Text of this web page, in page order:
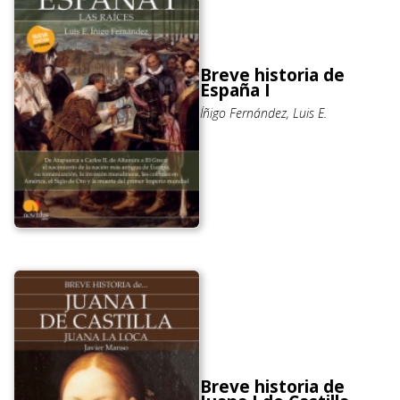
Breve historia de
España I
Íñigo Fernández, Luis E.
Breve historia de